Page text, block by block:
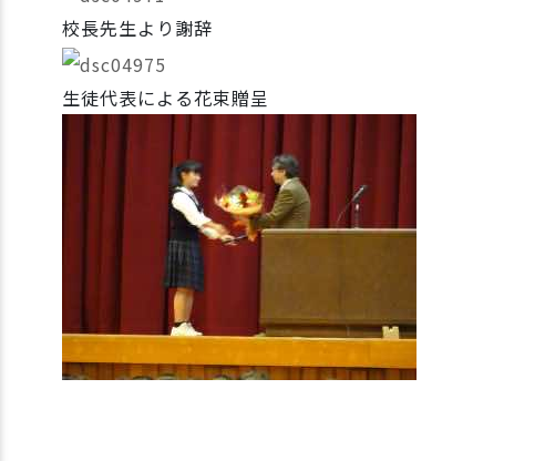
校長先生より謝辞
生徒代表による花束贈呈